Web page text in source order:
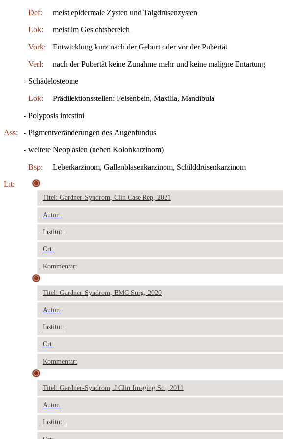
Def: meist epidermale Zysten und Talgdrüsenzysten
Lok: meist im Gesichtsbereich
Vork: Entwicklung kurz nach der Geburt oder vor der Pubertät
Verl: nach der Pubertät keine Zunahme mehr und keine maligne Entartung
- Schädelosteome
Lok: Prädilektionsstellen: Felsenbein, Maxilla, Mandibula
- Polyposis intestini
Ass: - Pigmentveränderungen des Augenfundus
- weitere Neoplasien (neben Kolonkarzinom)
Bsp: Leberkarzinom, Gallenblasenkarzinom, Schilddrüsenkarzinom
Lit:
Titel: Gardner-Syndrom, Clin Case Rep, 2021
Autor:
Institut:
Ort:
Kommentar:
Titel: Gardner-Syndrom, BMC Surg, 2020
Autor:
Institut:
Ort:
Kommentar:
Titel: Gardner-Syndrom, J Clin Imaging Sci, 2011
Autor:
Institut: